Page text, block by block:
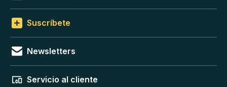
Suscríbete
Newsletters
Servicio al cliente